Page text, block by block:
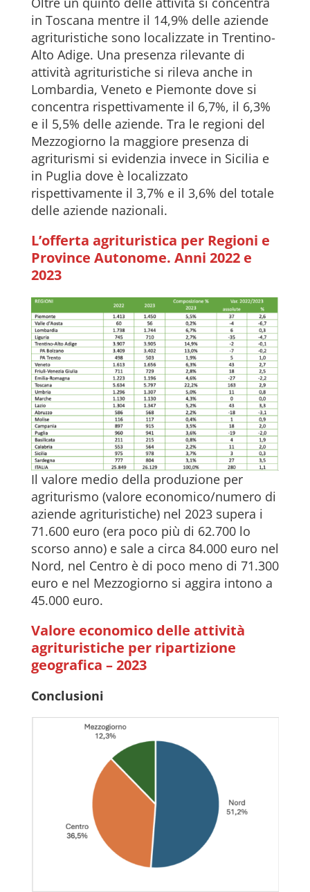
in Toscana mentre il 14,9% delle aziende
agrituristiche sono localizzate in Trentino-
Alto Adige. Una presenza rilevante di
attività agrituristiche si rileva anche in
Lombardia, Veneto e Piemonte dove si
concentra rispettivamente il 6,7%, il 6,3%
e il 5,5% delle aziende. Tra le regioni del
Mezzogiorno la maggiore presenza di
agriturismi si evidenzia invece in Sicilia e
in Puglia dove è localizzato
rispettivamente il 3,7% e il 3,6% del totale
delle aziende nazionali.
L’offerta agrituristica per Regioni e
Province Autonome. Anni 2022 e
2023
Il valore medio della produzione per
agriturismo (valore economico/numero di
aziende agrituristiche) nel 2023 supera i
71.600 euro (era poco più di 62.700 lo
scorso anno) e sale a circa 84.000 euro nel
Nord, nel Centro è di poco meno di 71.300
euro e nel Mezzogiorno si aggira intono a
45.000 euro.
Valore economico delle attività
agrituristiche per ripartizione
geografica – 2023
Conclusioni